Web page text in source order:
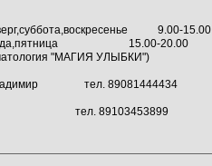
9.00-15.00
15.00-20.00
"МАГИЯ УЛЫБКИ")
89081444434
89103453899